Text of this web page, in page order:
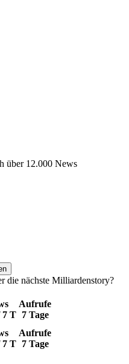
über 12.000 News
die nächste Milliardenstory?
7 T
Aufrufe
7 Tage
7 T
Aufrufe
7 Tage